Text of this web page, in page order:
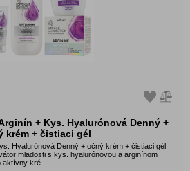
+ Kys. Hyalurónová Denný +
krém + čistiaci gél
Hyalurónová Denný + očný krém + čistiaci gél
mladosti s kys. hyalurónovou a arginínom
aktívny kré